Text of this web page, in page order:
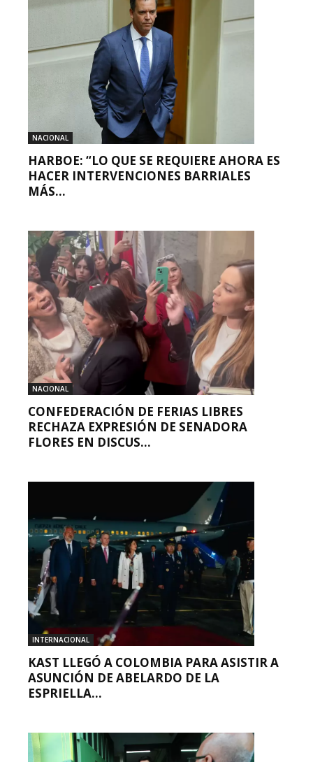
NACIONAL
HARBOE: “LO QUE SE REQUIERE AHORA ES
HACER INTERVENCIONES BARRIALES
MÁS...
NACIONAL
CONFEDERACIÓN DE FERIAS LIBRES
RECHAZA EXPRESIÓN DE SENADORA
FLORES EN DISCUS...
INTERNACIONAL
KAST LLEGÓ A COLOMBIA PARA ASISTIR A
ASUNCIÓN DE ABELARDO DE LA
ESPRIELLA...